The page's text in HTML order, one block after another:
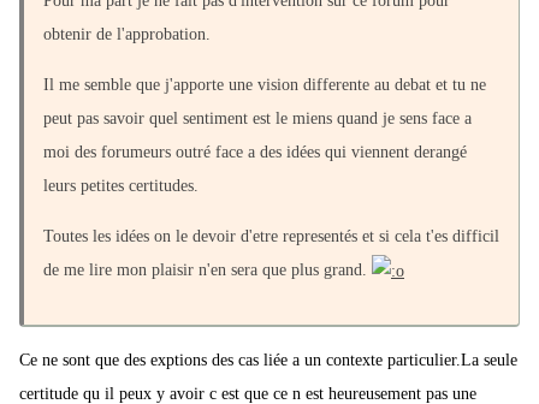
obtenir de l'approbation.
Il me semble que j'apporte une vision differente au debat et tu ne
peut pas savoir quel sentiment est le miens quand je sens face a
moi des forumeurs outré face a des idées qui viennent derangé
leurs petites certitudes.
Toutes les idées on le devoir d'etre representés et si cela t'es difficil
de me lire mon plaisir n'en sera que plus grand.
Ce ne sont que des exptions des cas liée a un contexte particulier.La seule
certitude qu il peux y avoir c est que ce n est heureusement pas une